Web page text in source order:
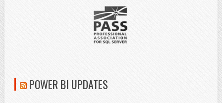
POWER BI UPDATES